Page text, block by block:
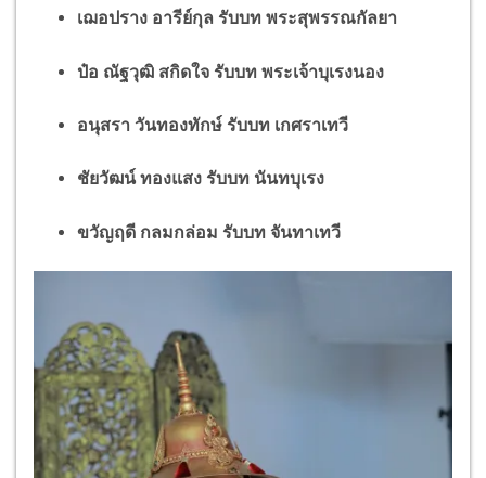
เฌอปราง อารีย์กุล รับบท พระสุพรรณกัลยา
ป๋อ ณัฐวุฒิ สกิดใจ รับบท พระเจ้าบุเรงนอง
อนุสรา วันทองทักษ์ รับบท เกศราเทวี
ชัยวัฒน์ ทองแสง รับบท นันทบุเรง
ขวัญฤดี กลมกล่อม รับบท จันทาเทวี